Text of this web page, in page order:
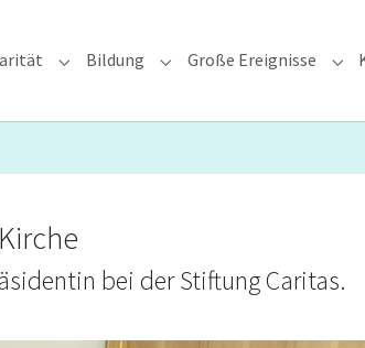
for "Glauben & Pastoral"
Submenu for "Solidarität"
Bildung Submenu for "Bildung"
Große Ereignisse
bei der Stiftung Caritas.